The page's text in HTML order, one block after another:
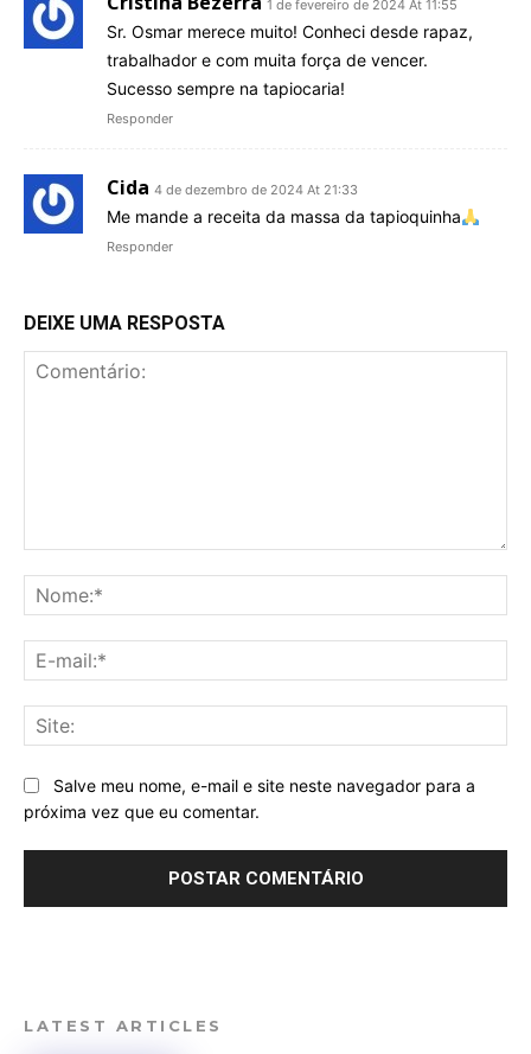
1 de fevereiro de 2024 At 11:55
Sr. Osmar merece muito! Conheci desde rapaz,
trabalhador e com muita força de vencer.
Sucesso sempre na tapiocaria!
Responder
Cida 4 de dezembro de 2024 At 21:33
Me mande a receita da massa da tapioquinha
Responder
DEIXE UMA RESPOSTA
Salve meu nome, e-mail e site neste navegador para a
próxima vez que eu comentar.
LATEST ARTICLES